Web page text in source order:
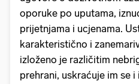
oporuke po uputama,
prijetnjama i ucjenama.
karakteristično i
izloženo je različitim
prehrani, uskraćuje im se